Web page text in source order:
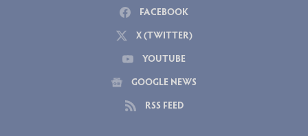
FACEBOOK
X (TWITTER)
YOUTUBE
GOOGLE NEWS
RSS FEED